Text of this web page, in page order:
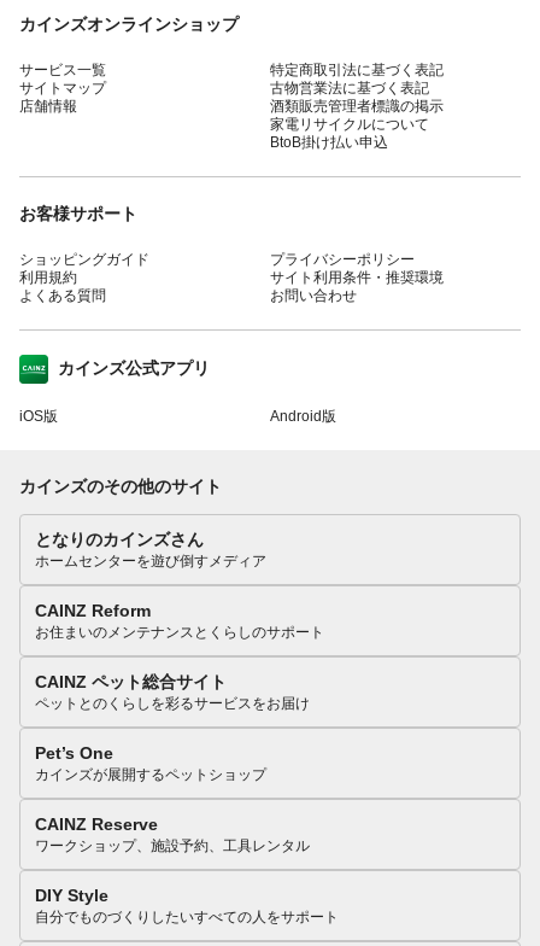
カインズオンラインショップ
サービス一覧
サイトマップ
店舗情報
特定商取引法に基づく表記
古物営業法に基づく表記
酒類販売管理者標識の掲示
家電リサイクルについて
BtoB掛け払い申込
お客様サポート
ショッピングガイド
利用規約
よくある質問
プライバシーポリシー
サイト利用条件・推奨環境
お問い合わせ
カインズ公式アプリ
iOS版 Android版
カインズのその他のサイト
となりのカインズさん
ホームセンターを遊び倒すメディア
CAINZ Reform
お住まいのメンテナンスとくらしのサポート
CAINZ ペット総合サイト
ペットとのくらしを彩るサービスをお届け
Pet’s One
カインズが展開するペットショップ
CAINZ Reserve
ワークショップ、施設予約、工具レンタル
DIY Style
自分でものづくりしたいすべての人をサポート